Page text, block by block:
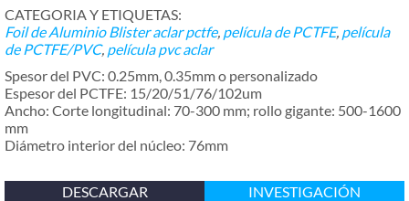
CATEGORIA Y ETIQUETAS:
Foil de Aluminio Blister aclar pctfe, película de PCTFE, película
de PCTFE/PVC, película pvc aclar
Spesor del PVC: 0.25mm, 0.35mm o personalizado
Espesor del PCTFE: 15/20/51/76/102um
Ancho: Corte longitudinal: 70-300 mm; rollo gigante: 500-1600
mm
Diámetro interior del núcleo: 76mm
DESCARGAR INVESTIGACIÓN